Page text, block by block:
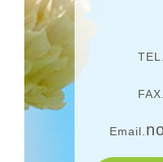
TEL.
FAX.
Email.